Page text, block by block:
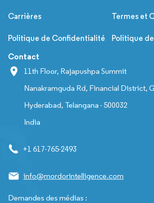
Carrières Termes et
Politique de Confidentialité Politique
Contact
11th Floor, Rajapushpa Summit
Nanakramguda Rd, Financial District,
Hyderabad, Telangana - 500032
India
+1 617-765-2493
info@mordorintelligence.com
Demandes des médias :